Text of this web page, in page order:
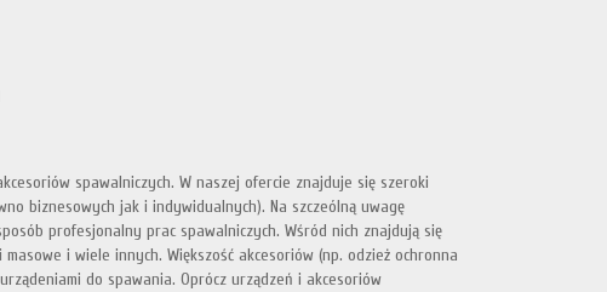
spawalniczych. W naszej ofercie znajduje się szeroki
biznesowych jak i indywidualnych). Na szczeólną uwagę
profesjonalny prac spawalniczych. Wśród nich znajdują się
i wiele innych. Większość akcesoriów (np. odzież ochronna
do spawania. Oprócz urządzeń i akcesoriów